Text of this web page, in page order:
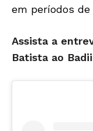
em períodos
Assista a
Batista ao